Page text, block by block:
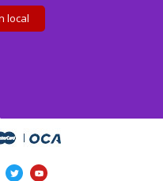
local